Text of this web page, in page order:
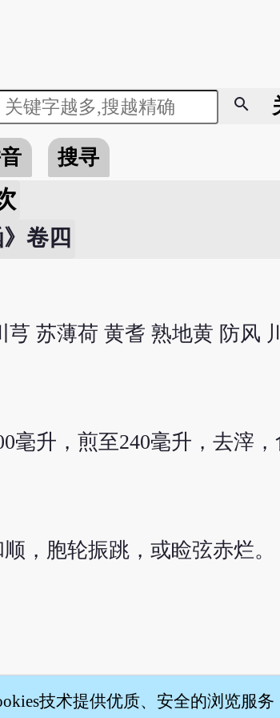
search
搜寻
》卷四
芎 苏薄荷 黄耆 熟地黄 防风
毫升，煎至240毫升，去滓，
，胞轮振跳，或睑弦赤烂。
关于 | 联络我们
技术提供优质、安全的浏览服